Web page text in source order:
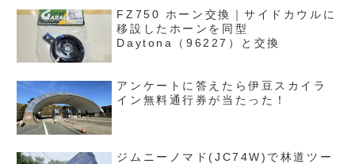
FZ750 ホーン交換｜サイドカウルに
移設したホーンを同型
Daytona（96227）と交換
アンケートに答えたら伊豆スカイラ
イン無料通行券が当たった！
ジムニーノマド(JC74W)で林道ツー